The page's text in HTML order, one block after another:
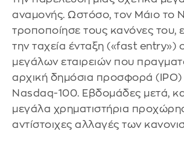
αναμονής. Ωστόσο, τον Μάιο το
τροποποίησε τους κανόνες του,
την ταχεία ένταξη («fast entry»)
μεγάλων εταιρειών που
αρχική δημόσια προσφορά (IPO)
Nasdaq-100. Εβδομάδες μετά,
μεγάλα χρηματιστήρια
αντίστοιχες αλλαγές των